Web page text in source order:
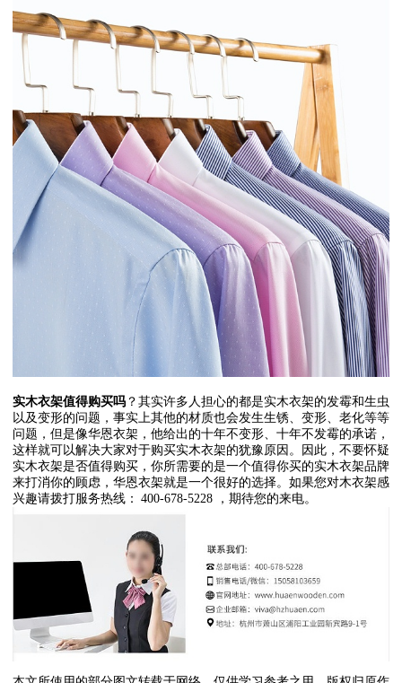
实木衣架值得购买吗 ？其实许多人担心的都是实木衣架的发霉和生虫
以及变形的问题，事实上其他的材质也会发生生锈、变形、老化等等
问题，但是像华恩衣架，他给出的十年不变形、十年不发霉的承诺，
这样就可以解决大家对于购买实木衣架的犹豫原因。因此，不要怀疑
实木衣架是否值得购买，你所需要的是一个值得你买的实木衣架品牌
来打消你的顾虑，华恩衣架就是一个很好的选择。如果您对木衣架感
兴趣请拨打服务热线： 400-678-5228 ，期待您的来电。